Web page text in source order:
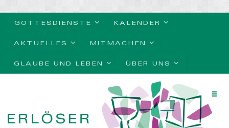
GOTTESDIENSTE KALENDER
AKTUELLES MITMACHEN
GLAUBE UND LEBEN ÜBER UNS